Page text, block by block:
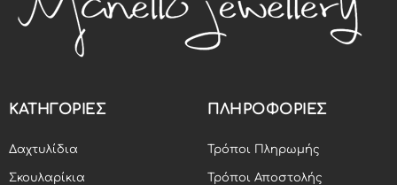
ΚΑΤΗΓΟΡΙΕΣ
Δαχτυλίδια
Σκουλαρίκια
ΠΛΗΡΟΦΟΡΙΕΣ
Τρόποι Πληρωμής
Τρόποι Αποστολής